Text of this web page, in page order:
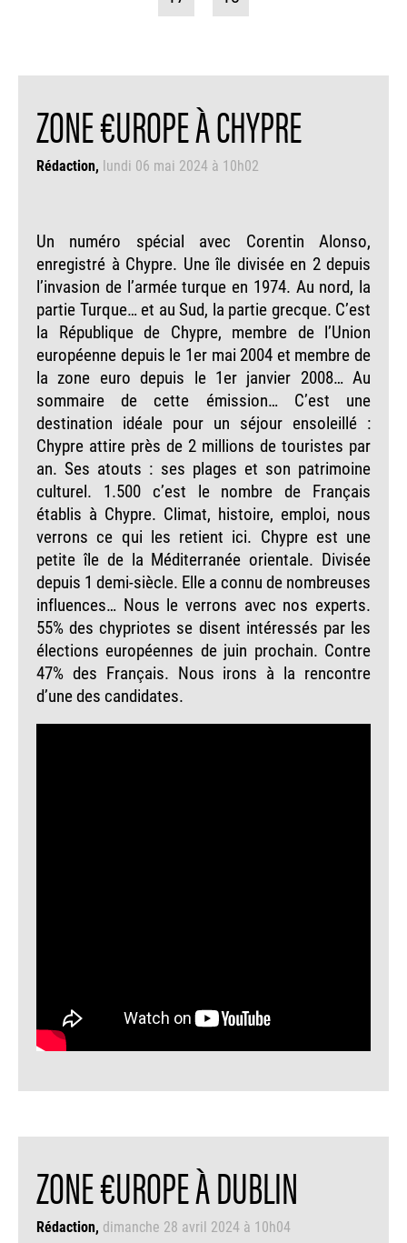
ZONE €UROPE À CHYPRE
Rédaction lundi 06 mai 2024 à 10h02
Un numéro spécial avec Corentin Alonso,
enregistré à Chypre. Une île divisée en 2 depuis
l’invasion de l’armée turque en 1974. Au nord, la
partie Turque… et au Sud, la partie grecque. C’est
la République de Chypre, membre de l’Union
européenne depuis le 1er mai 2004 et membre de
la zone euro depuis le 1er janvier 2008… Au
sommaire de cette émission… C’est une
destination idéale pour un séjour ensoleillé :
Chypre attire près de 2 millions de touristes par
an. Ses atouts : ses plages et son patrimoine
culturel. 1.500 c’est le nombre de Français
établis à Chypre. Climat, histoire, emploi, nous
verrons ce qui les retient ici. Chypre est une
petite île de la Méditerranée orientale. Divisée
depuis 1 demi-siècle. Elle a connu de nombreuses
influences… Nous le verrons avec nos experts.
55% des chypriotes se disent intéressés par les
élections européennes de juin prochain. Contre
47% des Français. Nous irons à la rencontre
d’une des candidates.
ZONE €UROPE À DUBLIN
Rédaction dimanche 28 avril 2024 à 10h04